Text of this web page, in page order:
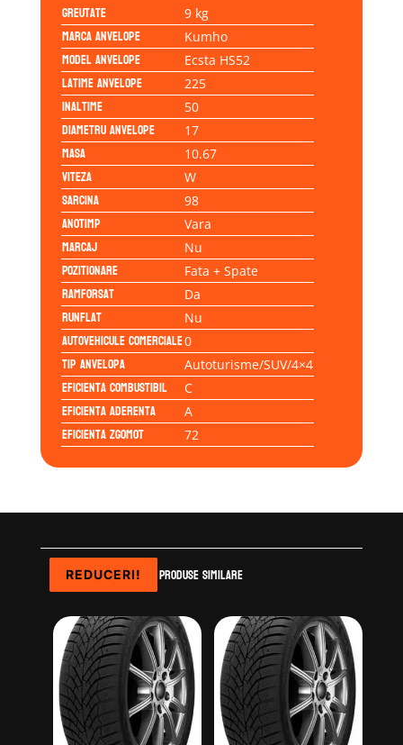
Greutate 9 kg
Marca anvelope Kumho
Model anvelope Ecsta HS52
Latime anvelope 225
Inaltime 50
Diametru anvelope 17
Masa 10.67
Viteza W
Sarcina 98
Anotimp Vara
Marcaj Nu
Pozitionare Fata + Spate
Ramforsat Da
Runflat Nu
Autovehicule comerciale0
Tip anvelopa Autoturisme/SUV/4×4
Eficienta Combustibil C
Eficienta Aderenta A
Eficienta Zgomot 72
Produse similare
REDUCERI!
REDUCERI!
REDUCERI!
REDUCERI!